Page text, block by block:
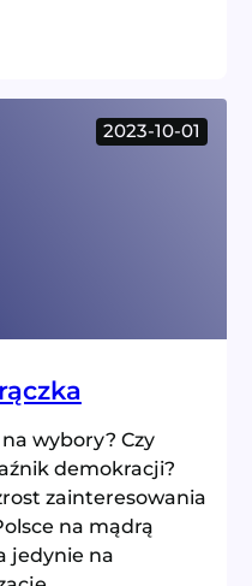
2023-10-01
wybory? Czy
demokracji?
zainteresowania
na mądrą
jedynie na